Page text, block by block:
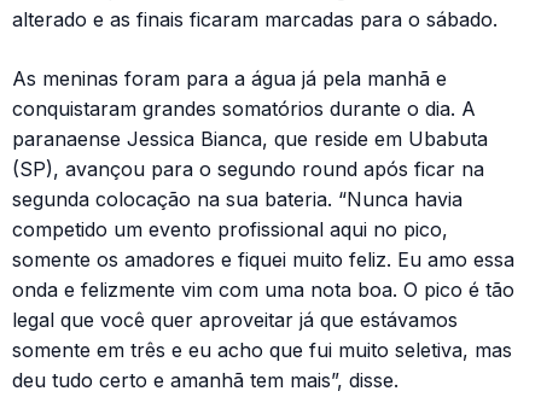
alterado e as finais ficaram marcadas para o sábado.
As meninas foram para a água já pela manhã e
conquistaram grandes somatórios durante o dia. A
paranaense Jessica Bianca, que reside em Ubabuta
(SP), avançou para o segundo round após ficar na
segunda colocação na sua bateria. “Nunca havia
competido um evento profissional aqui no pico,
somente os amadores e fiquei muito feliz. Eu amo essa
onda e felizmente vim com uma nota boa. O pico é tão
legal que você quer aproveitar já que estávamos
somente em três e eu acho que fui muito seletiva, mas
deu tudo certo e amanhã tem mais”, disse.